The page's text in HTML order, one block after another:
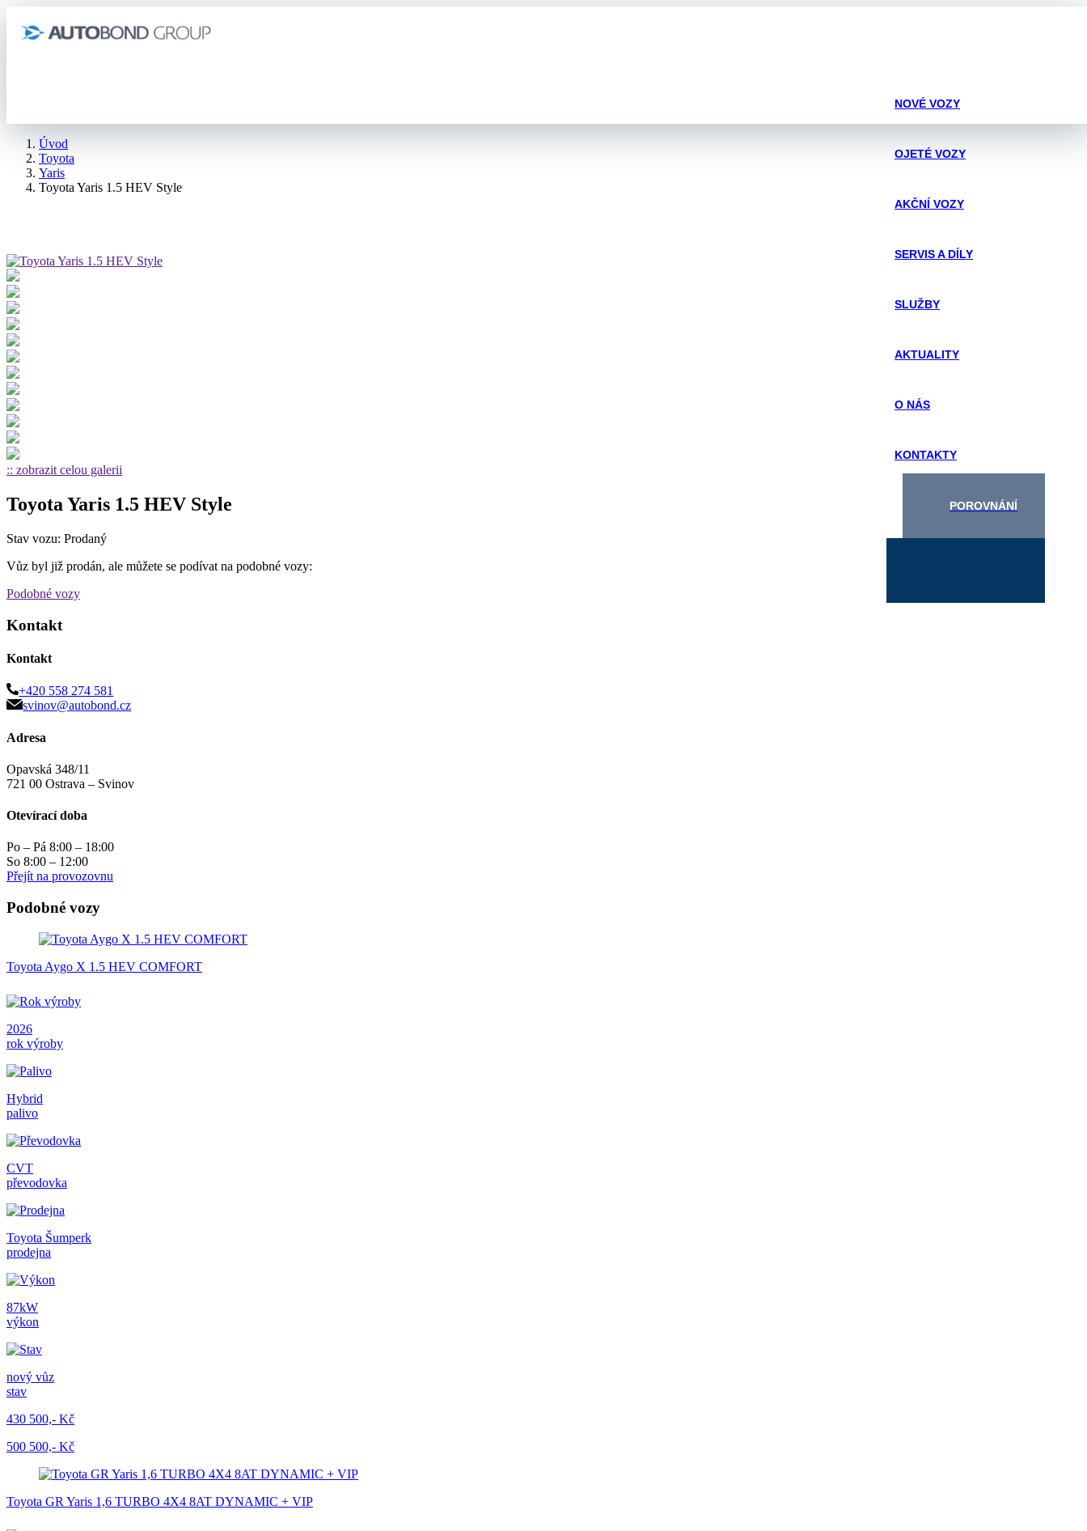
NOVÉ VOZY
OJETÉ VOZY
AKČNÍ VOZY
SERVIS A DÍLY
SLUŽBY
AKTUALITY
O NÁS
KONTAKTY
POROVNÁNÍ
Úvod
Toyota
Yaris
Toyota Yaris 1.5 HEV Style
:: zobrazit celou galerii
Toyota Yaris 1.5 HEV Style
Stav vozu: Prodaný
Vůz byl již prodán, ale můžete se podívat na podobné vozy:
Podobné vozy
Kontakt
Kontakt
+420 558 274 581
svinov@autobond.cz
Adresa
Opavská 348/11
721 00 Ostrava – Svinov
Otevírací doba
Po – Pá 8:00 – 18:00
So 8:00 – 12:00
Přejít na provozovnu
Podobné vozy
Toyota Aygo X 1.5 HEV COMFORT
2026
rok výroby
Hybrid
palivo
CVT
převodovka
Toyota Šumperk
prodejna
87kW
výkon
nový vůz
stav
430 500,- Kč
500 500,- Kč
Toyota GR Yaris 1,6 TURBO 4X4 8AT DYNAMIC + VIP